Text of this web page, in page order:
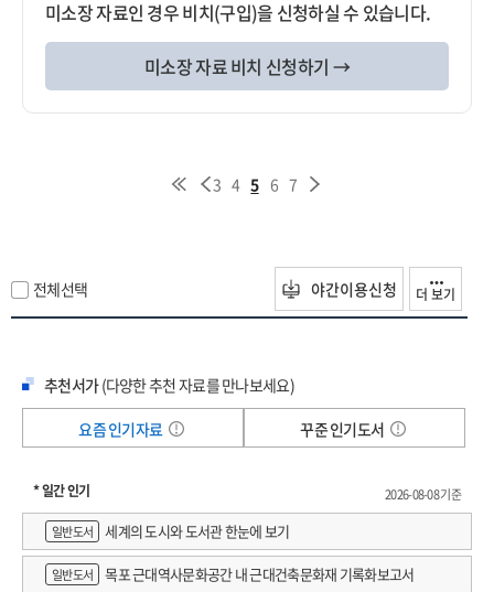
미소장 자료인 경우 비치(구입)을 신청하실 수 있습니다.
미소장 자료 비치 신청하기 →
3 4 5 6 7
전체선택 야간이용신청 더 보기
추천서가(다양한 추천 자료를 만나보세요)
요즘 인기자료
꾸준 인기도서
* 일간 인기
2026-08-08 기준
일반도서
세계의 도시와 도서관 한눈에 보기
일반도서 목포 근대역사문화공간 내 근대건축문화재 기록화보고서